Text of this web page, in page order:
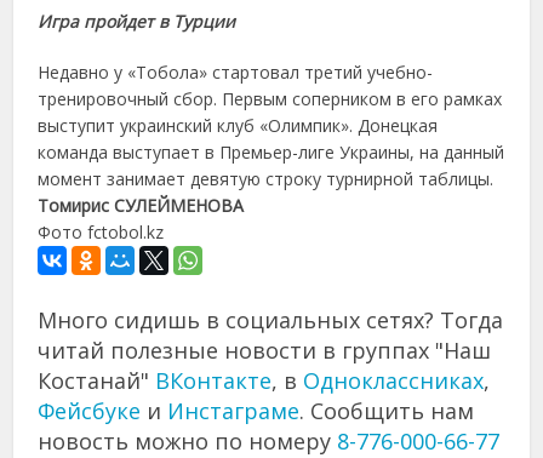
Игра пройдет в Турции
Недавно у «Тобола» стартовал третий учебно-
тренировочный сбор. Первым соперником в его рамках
выступит украинский клуб «Олимпик». Донецкая
команда выступает в Премьер-лиге Украины, на данный
момент занимает девятую строку турнирной таблицы.
Томирис СУЛЕЙМЕНОВА
Фото fctobol.kz
Много сидишь в социальных сетях? Тогда
читай полезные новости в группах "Наш
Костанай" ВКонтакте, в Одноклассниках,
Фейсбуке и Инстаграме. Сообщить нам
новость можно по номеру 8-776-000-66-77